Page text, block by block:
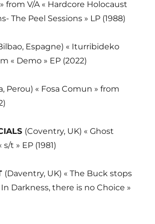
from V/A « Hardcore Holocaust
The Peel Sessions » LP (1988)
Espagne) « Iturribideko
« Demo » EP (2022)
Perou) « Fosa Comun » from
(Coventry, UK) « Ghost
t » EP (1981)
(Daventry, UK) « The Buck stops
Darkness, there is no Choice »